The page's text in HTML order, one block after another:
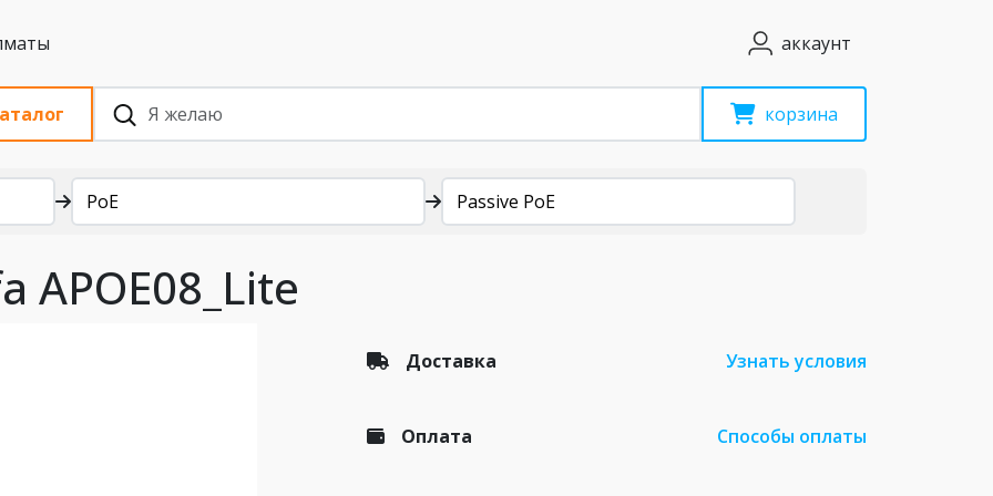
НДС, Алматы аккаунт
корзина
PoE Passive PoE
APОE08_Lite
Доставка Узнать условия
Оплата Способы оплаты